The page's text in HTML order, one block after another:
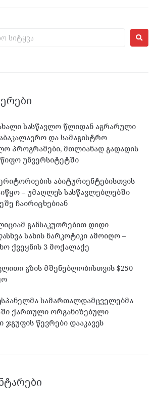
ახალი სასწავლო წლიდან აგრარული
და სამაგისტრო
პროგრამები, მთლიანად გადადის
უნვერსიტეტში
აბიტურიენტებისთვის
– უმაღლეს სასწავლებლებში
ჩაირიცხებიან
განსაკუთრებით დიდი
სახის ნარკოტიკი ამოიღო –
ქვეყნის 3 მოქალაქე
გზის მშენებლობისთვის $250
სამართალდამცველებმა
ქართული ორგანიზებული
ჯგუფის წევრები დააკავეს